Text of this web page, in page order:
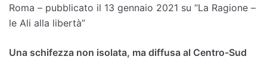
Roma – pubblicato il 13 gennaio 2021 su “La Ragione –
le Ali alla libertà”
Una schifezza non isolata, ma diffusa al Centro-Sud